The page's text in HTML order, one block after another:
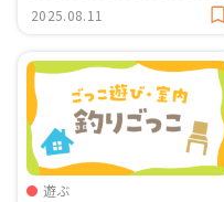
方【ことば遊び】
2025.08.11
遊ぶ